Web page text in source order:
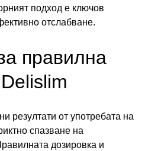
подход е ключов
отслабване.
правилна
резултати от употребата на
спазване на
дозировка и